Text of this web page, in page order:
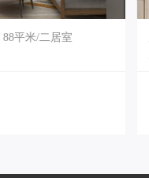
88平米/二居室